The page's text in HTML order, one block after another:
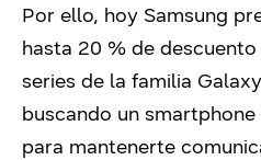
Por ello, hoy Samsung
hasta 20 % de
series de la familia
buscando un
para mantenerte